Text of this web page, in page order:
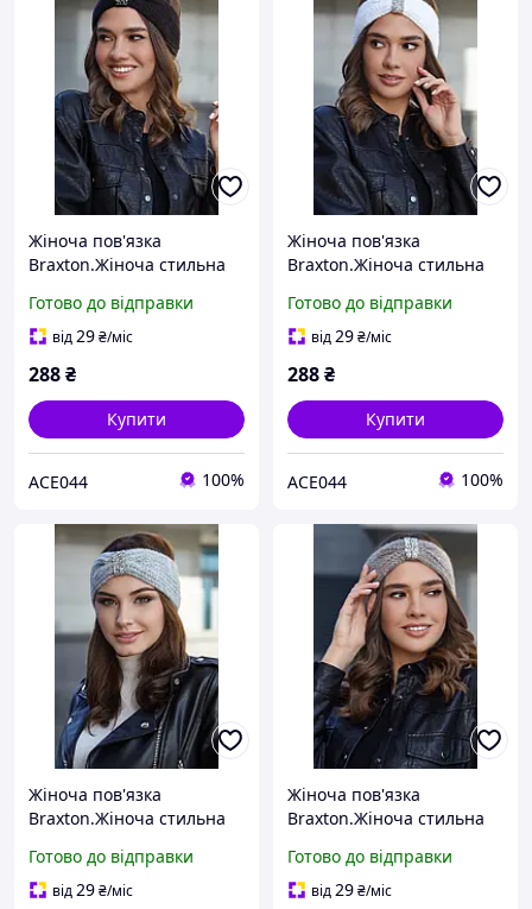
Жіноча пов'язка
Braxton.Жіноча стильна
Готово до відправки
від29₴/міс
288₴
Купити
ACE044 100%
Жіноча пов'язка
Braxton.Жіноча стильна
Готово до відправки
від29₴/міс
288₴
Купити
ACE044 100%
Жіноча пов'язка
Braxton.Жіноча стильна
Готово до відправки
від29₴/міс
Жіноча пов'язка
Braxton.Жіноча стильна
Готово до відправки
від29₴/міс